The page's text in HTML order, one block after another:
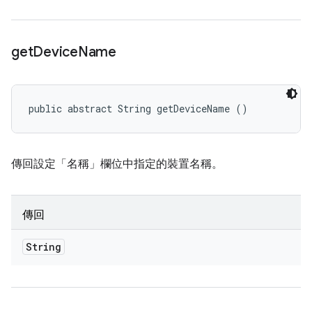
getDeviceName
public abstract String getDeviceName ()
傳回設定「名稱」欄位中指定的裝置名稱。
傳回
String